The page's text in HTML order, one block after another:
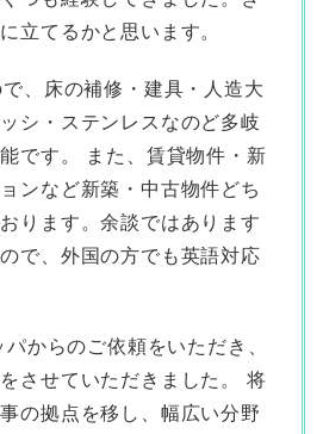
立てるかと思います。
、床の補修・建具・人造大
シ・ステンレスなのど多岐
です。 また、賃貸物件・新
ンなど新築・中古物件どち
ります。余談ではあります
で、外国の方でも英語対応
からのご依頼をいただき、
させていただきました。 将
の拠点を移し、幅広い分野